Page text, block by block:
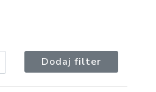
Dodaj filter